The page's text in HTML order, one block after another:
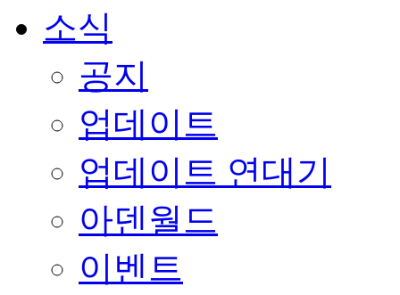
소식
공지
업데이트
업데이트 연대기
아덴월드
이벤트